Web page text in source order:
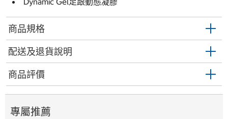
商品規格
配送及退貨說明
商品評價
專屬推薦